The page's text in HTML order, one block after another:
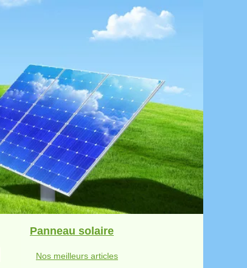
Panneau solaire
Nos meilleurs articles